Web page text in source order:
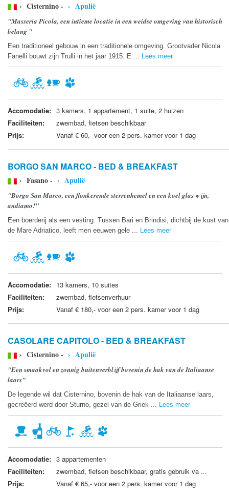
› Cisternino - › Apulië
"Masseria Picola, een intieme locatie in een weidse omgeving van historisch
belang "
Een traditioneel gebouw in een traditionele omgeving. Grootvader Nicola
Fanelli bouwt zijn Trulli in het jaar 1915. E ... Lees meer
Accomodatie: 3 kamers, 1 appartement, 1 suite, 2 huizen
Faciliteiten:
zwembad, fietsen beschikbaar
Prijs:
Vanaf € 60,- voor een 2 pers. kamer voor 1 dag
BORGO SAN MARCO - BED & BREAKFAST
› Fasano - › Apulië
"Borgo San Marco, een flonkerende sterrenhemel en een koel glas wijn,
andiamo!"
Een boerderij als een vesting. Tussen Bari en Brindisi, dichtbij de kust van
de Mare Adriatico, leeft men eeuwen gele ... Lees meer
Accomodatie: 13 kamers, 10 suites
Faciliteiten:
zwembad, fietsenverhuur
Prijs:
Vanaf € 180,- voor een 2 pers. kamer voor 1 dag
CASOLARE CAPITOLO - BED & BREAKFAST
› Cisternino - › Apulië
"Een smaakvol en zonnig buitenverblijf bovenin de hak van de Italiaanse
laars"
De legende wil dat Cisternino, bovenin de hak van de Italiaanse laars,
gecreëerd werd door Sturno, gezel van de Griek ... Lees meer
Accomodatie: 3 appartementen
Faciliteiten:
zwembad, fietsen beschikbaar, gratis gebruik va ...
Prijs:
Vanaf € 65,- voor een 2 pers. kamer voor 1 dag